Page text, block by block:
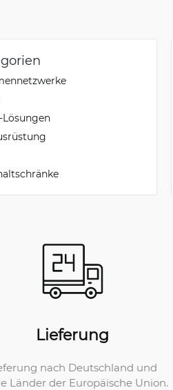
Lösungen
Lieferung
nach Deutschland und
Länder der Europäische Union.